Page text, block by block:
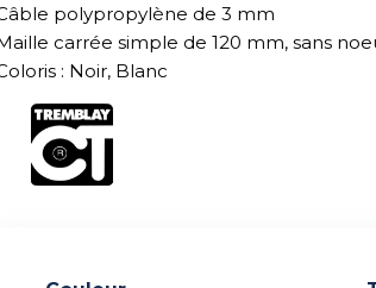
polypropylène de 3 mm
carrée simple de 120 mm, sans
: Noir, Blanc